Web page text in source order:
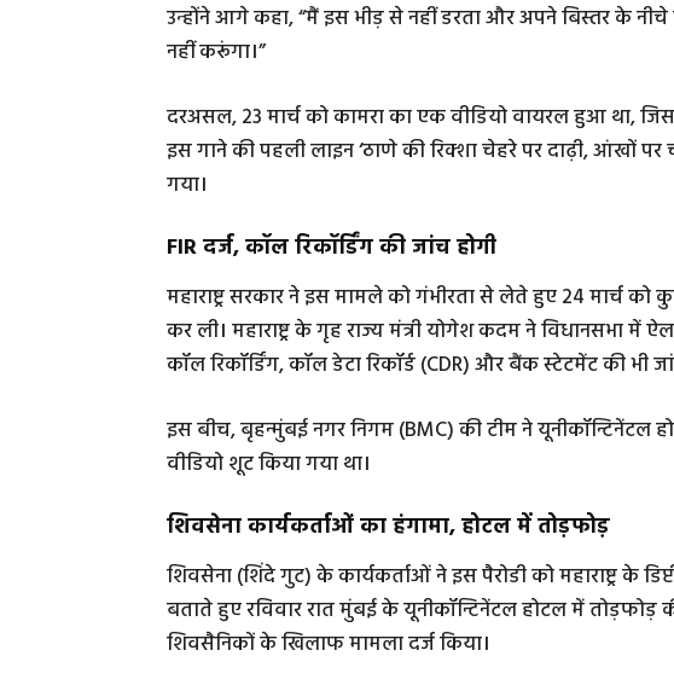
उन्होंने आगे कहा, “मैं इस भीड़ से नहीं डरता और अपने बिस्तर के
नहीं करूंगा।”
दरअसल, 23 मार्च को कामरा का एक वीडियो वायरल हुआ था,
इस गाने की पहली लाइन ‘ठाणे की रिक्शा चेहरे पर दाढ़ी, आंखों
गया।
FIR दर्ज, कॉल रिकॉर्डिंग की जांच होगी
महाराष्ट्र सरकार ने इस मामले को गंभीरता से लेते हुए 24 मार्च
कर ली। महाराष्ट्र के गृह राज्य मंत्री योगेश कदम ने विधानसभा में
कॉल रिकॉर्डिंग, कॉल डेटा रिकॉर्ड (CDR) और बैंक स्टेटमेंट की भी
इस बीच, बृहन्मुंबई नगर निगम (BMC) की टीम ने यूनीकॉन्टिनेंटल
वीडियो शूट किया गया था।
शिवसेना कार्यकर्ताओं का हंगामा, होटल में तोड़फोड़
शिवसेना (शिंदे गुट) के कार्यकर्ताओं ने इस पैरोडी को महाराष्ट्र के
बताते हुए रविवार रात मुंबई के यूनीकॉन्टिनेंटल होटल में
शिवसैनिकों के खिलाफ मामला दर्ज किया।